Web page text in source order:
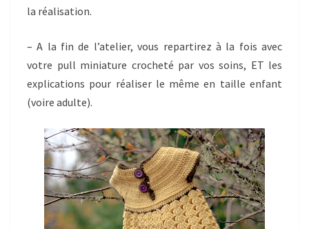
la réalisation.
– A la fin de l’atelier, vous repartirez à la fois avec
votre pull miniature crocheté par vos soins, ET les
explications pour réaliser le même en taille enfant
(voire adulte).